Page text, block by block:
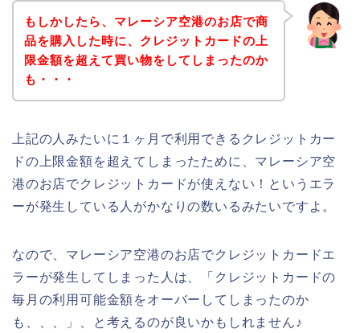
もしかしたら、マレーシア空港のお店で商
品を購入した時に、クレジットカードの上
限金額を超えて買い物をしてしまったのか
も・・・
上記の人みたいに１ヶ月で利用できるクレジットカー
ドの上限金額を超えてしまったために、マレーシア空
港のお店でクレジットカードが使えない！というエラ
ーが発生している人がかなりの数いるみたいですよ。
なので、マレーシア空港のお店でクレジットカードエ
ラーが発生してしまった人は、「クレジットカードの
毎月の利用可能金額をオーバーしてしまったのか
も、、、」、と考えるのが良いかもしれません♪